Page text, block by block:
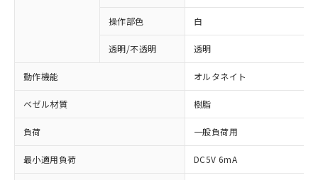
操作部色 白
透明/不透明 透明
動作機能 オルタネイト
ベゼル材質 樹脂
負荷 一般負荷用
最小適用負荷 DC5V 6mA